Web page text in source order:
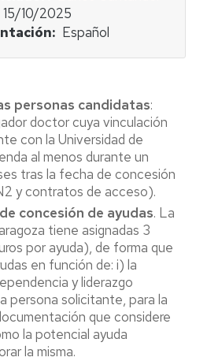
15/10/2025
Español
personas candidatas:
doctor cuya vinculación
con la Universidad de
al menos durante un
tras la fecha de concesión
y contratos de acceso).
concesión de ayudas. La
tiene asignadas 3
por ayuda), de forma que
en función de: i) la
y liderazgo
persona solicitante, para la
que considere
la potencial ayuda
la misma.